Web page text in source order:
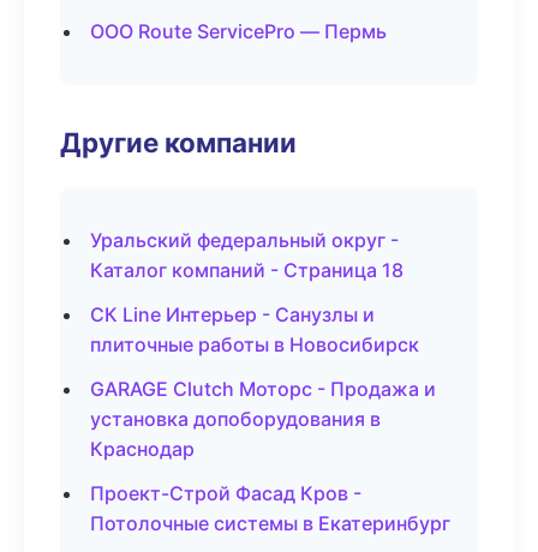
ООО Route ServicePro — Пермь
Другие компании
Уральский федеральный округ -
Каталог компаний - Страница 18
СК Line Интерьер - Санузлы и
плиточные работы в Новосибирск
GARAGE Clutch Моторс - Продажа и
установка допоборудования в
Краснодар
Проект-Строй Фасад Кров -
Потолочные системы в Екатеринбург